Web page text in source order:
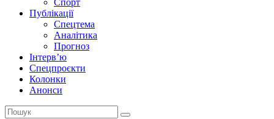
Спорт
Публікації
Спецтема
Аналітика
Прогноз
Інтерв’ю
Спецпроєкти
Колонки
Анонси